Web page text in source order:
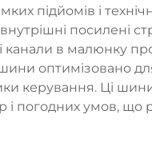
підйомів і
посилені
в малюнку
оптимізовано
керування. Ці
погодних умов, що